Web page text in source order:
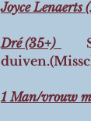
Joyce Lenaerts
Dré (35+)
1 Man/vrouw